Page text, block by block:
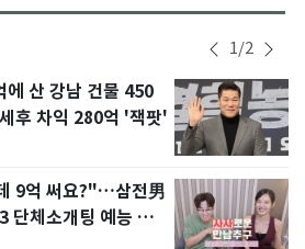
1/2
에 산 강남 건물 450
후 차익 280억 '잭팟'
9억 써요?"…삼전男
단체소개팅 예능 화